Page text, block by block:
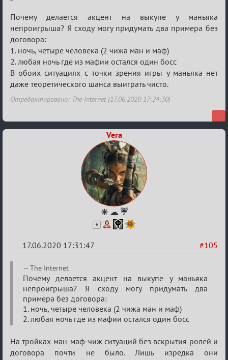
Почему делается акцент на выкупе у маньяка
непроигрыша? Я сходу могу придумать два примера без
договора:
1. ночь, четыре человека (2 чижа ман и маф)
2. любая ночь где из мафии остался один босс
В обоих ситуациях с точки зрения игры у маньяка нет
даже теоретического шанса выиграть чисто.
Отредактировано: The Internet (17.06.2020 17:24:30)
Vera
☀ ☁ ☔
6
#105
17.06.2020 17:31:47
Re:
Семейный
кубок
The Internet
Почему делается акцент на выкупе у маньяка
непроигрыша? Я сходу могу придумать два
примера без договора:
1. ночь, четыре человека (2 чижа ман и маф)
2. любая ночь где из мафии остался один босс
На тройках ман-маф-чиж ситуаций без вскрытия ролей и
договора почти не было. Лишь изредка они